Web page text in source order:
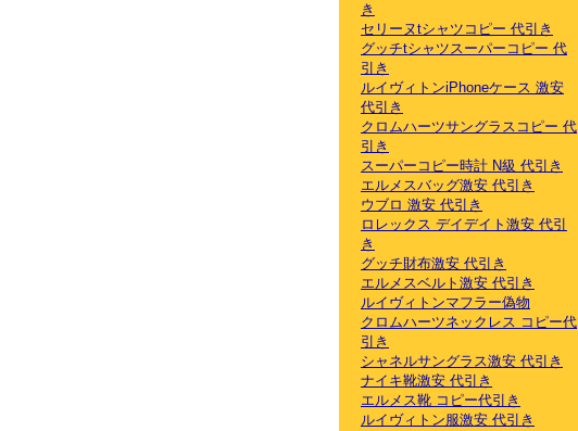
き
セリーヌtシャツコピー 代引き
グッチtシャツスーパーコピー 代
引き
ルイヴィトンiPhoneケース 激安
代引き
クロムハーツサングラスコピー 代
引き
スーパーコピー時計 N級 代引き
エルメスバッグ激安 代引き
ウブロ 激安 代引き
ロレックス デイデイト激安 代引
き
グッチ財布激安 代引き
エルメスベルト激安 代引き
ルイヴィトンマフラー偽物
クロムハーツネックレス コピー代
引き
シャネルサングラス激安 代引き
ナイキ靴激安 代引き
エルメス靴 コピー代引き
ルイヴィトン服激安 代引き